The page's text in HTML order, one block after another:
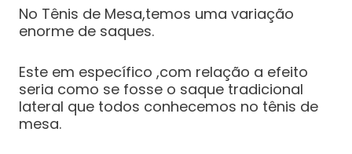
No Tênis de Mesa,temos uma variação
enorme de saques.
Este em específico ,com relação a efeito
seria como se fosse o saque tradicional
lateral que todos conhecemos no tênis de
mesa.